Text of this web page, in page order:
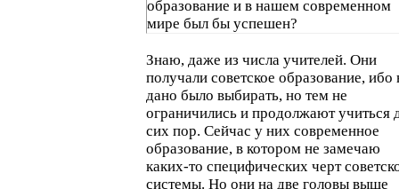
образование и в нашем современном
мире был бы успешен?
Знаю, даже из числа учителей. Они
получали советское образование, ибо
дано было выбирать, но тем не
ограничились и продолжают учиться
сих пор. Сейчас у них современное
образование, в котором не замечаю
каких-то специфических черт
системы. Но они на две головы выше